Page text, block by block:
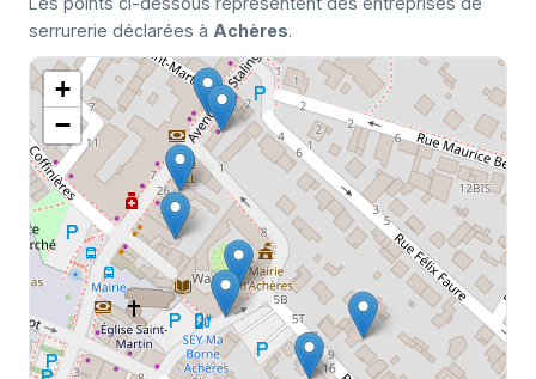
serrurerie déclarées à Achères.
+
−